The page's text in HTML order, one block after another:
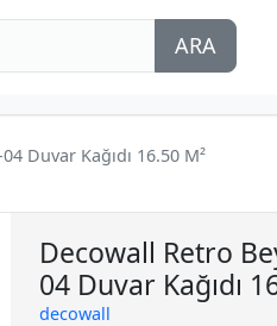
ARA
Duvar Kağıdı 16.50 M²
Decowall Retro
04 Duvar Kağıdı
decowall